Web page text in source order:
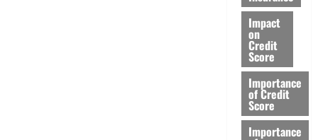
Impact
on
Credit
Score
Importance
of Credit
Score
Importance